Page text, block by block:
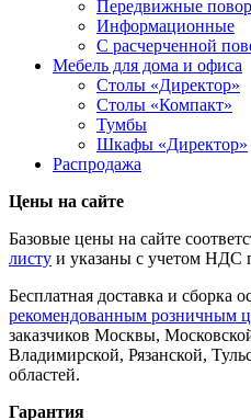
Передвижные
Информационные
С расчерченной
Мебель для дома и офиса
Столы «Директор»
Столы «Компакт»
Тумбы
Шкафы «Директор»
Распродажа
Цены на сайте
Базовые цены на сайте
листу и указаны с учетом НДС
Бесплатная доставка и сборка
рекомендованным розничным
заказчиков Москвы,
Владимирской, Рязанской,
областей.
Гарантия